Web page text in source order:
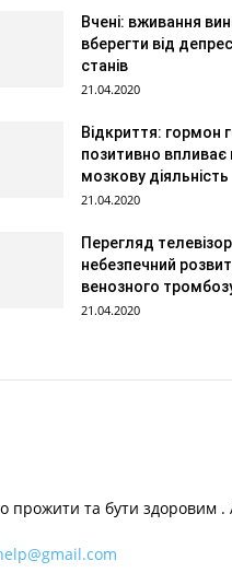
Вчені: вживання
вберегти від
станів
21.04.2020
Відкриття: гормон
позитивно впливає
мозкову діяльність
21.04.2020
Перегляд
небезпечний
венозного
21.04.2020
прожити та бути здоровим